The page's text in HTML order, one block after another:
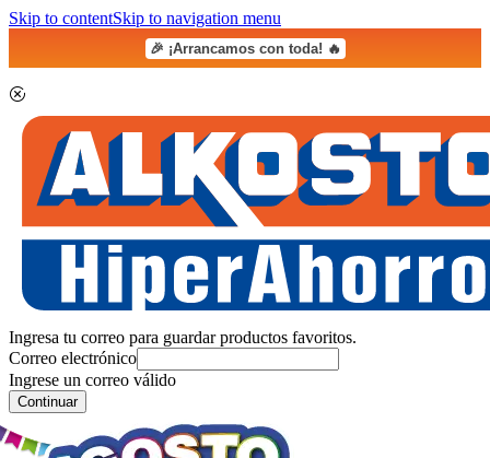
Skip to contentSkip to navigation menu
🎉 ¡Arrancamos con toda! 🔥
Ingresa tu correo para guardar productos favoritos.
Correo electrónico
Ingrese un correo válido
Continuar